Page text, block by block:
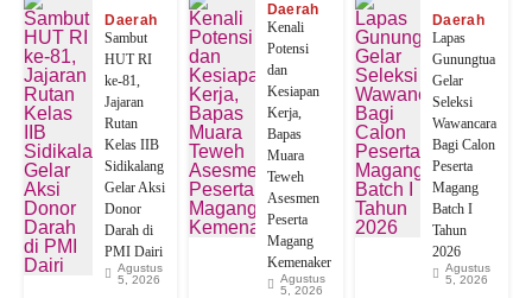
Daerah
Sambut
HUT RI
ke-81,
Jajaran
Rutan
Kelas IIB
Sidikalang
Gelar Aksi
Donor
Darah di
PMI Dairi
Agustus
5, 2026
Daerah
Kenali
Potensi
dan
Kesiapan
Kerja,
Bapas
Muara
Teweh
Asesmen
Peserta
Magang
Kemenaker
Agustus
5, 2026
Daerah
Lapas
Gunungtua
Gelar
Seleksi
Wawancara
Bagi Calon
Peserta
Magang
Batch I
Tahun
2026
Agustus
5, 2026